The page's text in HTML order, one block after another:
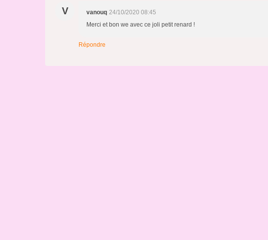
V vanouq 24/10/2020 08:45
Merci et bon we avec ce joli petit renard !
Répondre